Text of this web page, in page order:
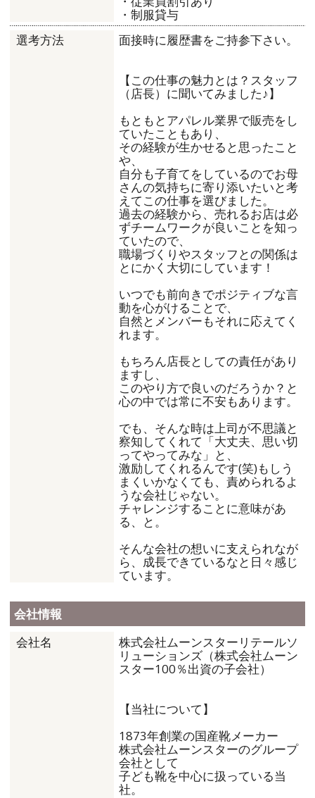
・制服貸与
選考方法
面接時に履歴書をご持参下さい。
【この仕事の魅力とは？スタッフ
（店長）に聞いてみました♪】
もともとアパレル業界で販売をし
ていたこともあり、
その経験が生かせると思ったこと
や、
自分も子育てをしているのでお母
さんの気持ちに寄り添いたいと考
えてこの仕事を選びました。
過去の経験から、売れるお店は必
ずチームワークが良いことを知っ
ていたので、
職場づくりやスタッフとの関係は
とにかく大切にしています！
いつでも前向きでポジティブな言
動を心がけることで、
自然とメンバーもそれに応えてく
れます。
もちろん店長としての責任があり
ますし、
このやり方で良いのだろうか？と
心の中では常に不安もあります。
でも、そんな時は上司が不思議と
察知してくれて「大丈夫、思い切
ってやってみな」と、
激励してくれるんです(笑)もしう
まくいかなくても、責められるよ
うな会社じゃない。
チャレンジすることに意味があ
る、と。
そんな会社の想いに支えられなが
ら、成長できているなと日々感じ
ています。
会社情報
会社名
株式会社ムーンスターリテールソ
リューションズ（株式会社ムーン
スター100％出資の子会社）
【当社について】
1873年創業の国産靴メーカー
株式会社ムーンスターのグループ
会社として
子ども靴を中心に扱っている当
社。